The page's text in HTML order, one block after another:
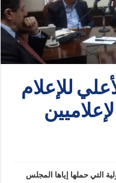
للإعلام
التي حملها إياها المجلس